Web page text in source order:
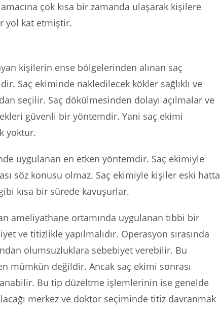
çok kısa bir zamanda ulaşarak kişilere
yol kat etmiştir.
kişilerin ense bölgelerinden alınan saç
Saç ekiminde nakledilecek kökler sağlıklı ve
seçilir. Saç dökülmesinden dolayı açılmalar ve
güvenli bir yöntemdir. Yani saç ekimi
yoktur.
uygulanan en etken yöntemdir. Saç ekimiyle
söz konusu olmaz. Saç ekimiyle kişiler eski hatta
kısa bir sürede kavuşurlar.
ameliyathane ortamında uygulanan tıbbi bir
ve titizlikle yapılmalıdır. Operasyon sırasında
olumsuzluklara sebebiyet verebilir. Bu
mümkün değildir. Ancak saç ekimi sonrası
Bu tip düzeltme işlemlerinin ise genelde
merkez ve doktor seçiminde titiz davranmak